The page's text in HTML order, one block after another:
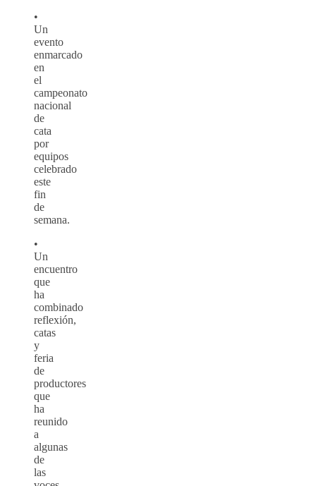
•
Un
evento
enmarcado
en
el
campeonato
nacional
de
cata
por
equipos
celebrado
este
fin
de
semana.
•
Un
encuentro
que
ha
combinado
reflexión,
catas
y
feria
de
productores
que
ha
reunido
a
algunas
de
las